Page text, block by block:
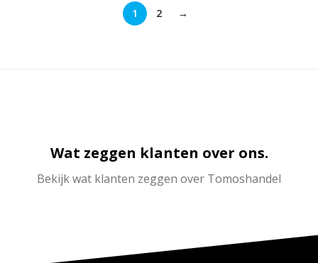
1 2 →
Wat zeggen klanten over ons.
Bekijk wat klanten zeggen over Tomoshandel